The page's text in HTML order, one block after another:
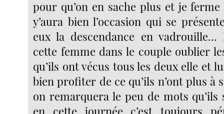
pour qu’on en sache plus et je
y’aura bien l’occasion qui se
eux la descendance en
cette femme dans le couple oublier
qu’ils ont vécus tous les deux elle et
bien profiter de ce qu’ils n’ont plus à
on remarquera le peu de mots qu’ils
en cette journée c’est toujours